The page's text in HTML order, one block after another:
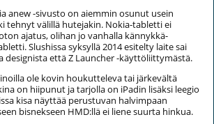
anew -sivusto on aiemmin osunut usein
tehnyt välillä hutejakin. Nokia-tabletti ei
ajatus, olihan jo vanhalla kännykkä-
Slushissa syksyllä 2014 esitelty laite sai
designista että Z Launcher -käyttöliittymästä.
ole kovin houkutteleva tai järkevältä
on hiipunut ja tarjolla on iPadin lisäksi leegio
kisa näyttää perustuvan halvimpaan
bisnekseen HMD:llä ei liene suurta hinkua.